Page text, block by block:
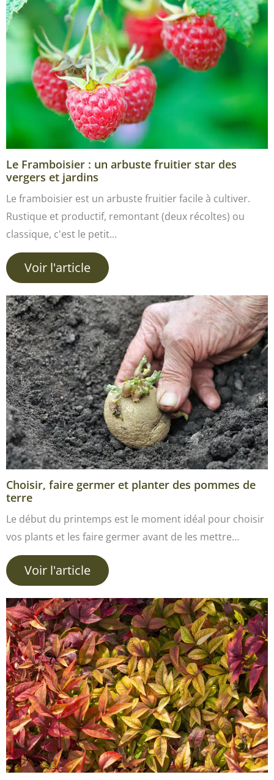
Le Framboisier : un arbuste fruitier star des
vergers et jardins
Le framboisier est un arbuste fruitier facile à cultiver.
Rustique et productif, remontant (deux récoltes) ou
classique, c'est le petit…
Voir l'article
Choisir, faire germer et planter des pommes de
terre
Le début du printemps est le moment idéal pour choisir
vos plants et les faire germer avant de les mettre…
Voir l'article